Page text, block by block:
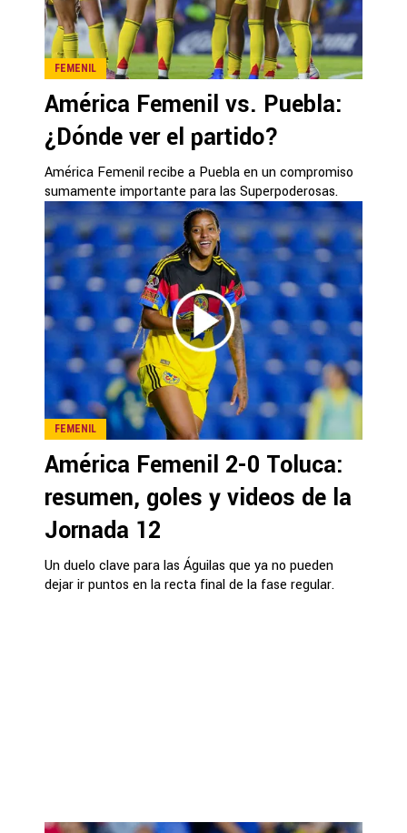
FEMENIL
América Femenil vs. Puebla:
¿Dónde ver el partido?
América Femenil recibe a Puebla en un compromiso
sumamente importante para las Superpoderosas.
FEMENIL
América Femenil 2-0 Toluca:
resumen, goles y videos de la
Jornada 12
Un duelo clave para las Águilas que ya no pueden
dejar ir puntos en la recta final de la fase regular.